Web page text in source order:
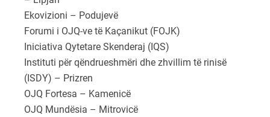
Ekovizioni – Podujevë
Forumi i OJQ-ve të Kaçanikut (FOJK)
Iniciativa Qytetare Skenderaj (IQS)
Instituti për qëndrueshmëri dhe zhvillim të rinisë
(ISDY) – Prizren
OJQ Fortesa – Kamenicë
OJQ Mundësia – Mitrovicë